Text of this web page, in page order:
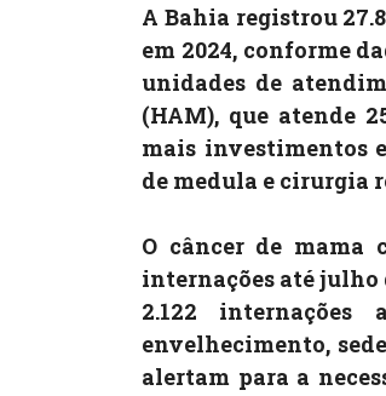
A Bahia registrou
em 2024, conforme
unidades de
(HAM), que atende
mais investimentos
de medula e cirurgia
O câncer de mama
internações até julho
2.122 internações
envelhecimento,
alertam para a